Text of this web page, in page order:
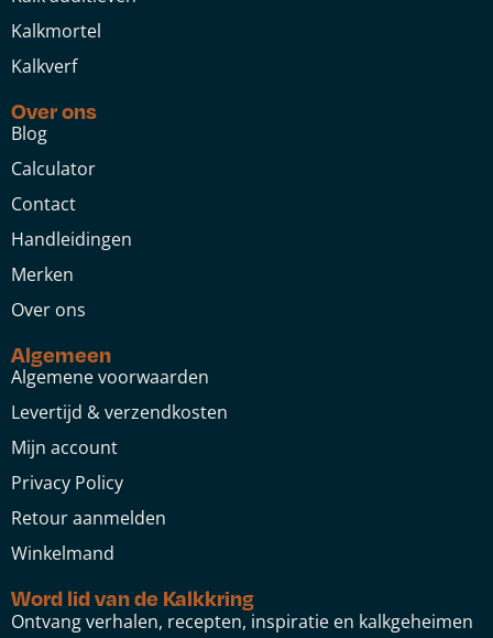
Kalkmortel
Kalkverf
Over ons
Blog
Calculator
Contact
Handleidingen
Merken
Over ons
Algemeen
Algemene voorwaarden
Levertijd & verzendkosten
Mijn account
Privacy Policy
Retour aanmelden
Winkelmand
Word lid van de Kalkkring
Ontvang verhalen, recepten, inspiratie en kalkgeheimen